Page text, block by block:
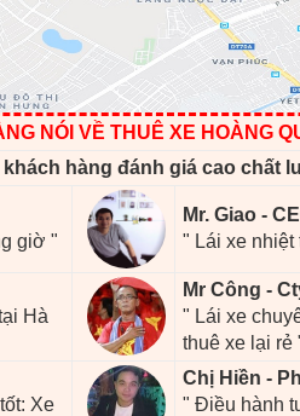
NÓI VỀ THUÊ XE HOÀNG
hàng đánh giá cao chất
giờ "
Mr. Giao -
" Lái xe nhiệt
Hà
Mr Công -
" Lái xe
thuê xe lại rẻ
Xe
Chị Hiền -
" Điều hành